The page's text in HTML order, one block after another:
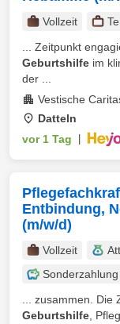
Vollzeit
... Zeitpunkt
Geburtshilfe im
der ...
Vestische
Datteln
vor 1 Tag
Entbindung,
(m/w/d)
Vollzeit
Sonderzahlung
... zusammen.
Geburtshilfe ,